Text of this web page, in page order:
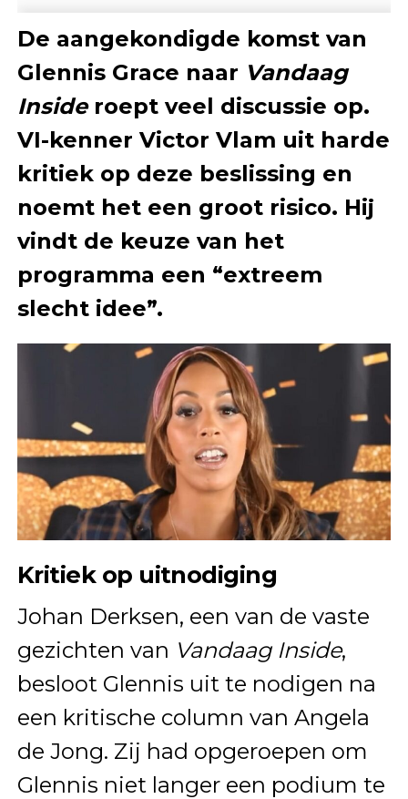
De aangekondigde komst van
Glennis Grace naar Vandaag
Insideroept veel discussie op.
VI-kenner Victor Vlam uit harde
kritiek op deze beslissing en
noemt het een groot risico. Hij
vindt de keuze van het
programma een “extreem
slecht idee”.
Kritiek op uitnodiging
Johan Derksen, een van de vaste
gezichten van Vandaag Inside,
besloot Glennis uit te nodigen na
een kritische column van Angela
de Jong. Zij had opgeroepen om
Glennis niet langer een podium te